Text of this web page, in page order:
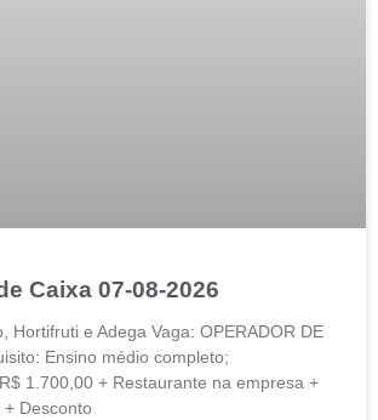
Caixa 07-08-2026
Hortifruti e Adega Vaga: OPERADOR DE
Ensino médio completo;
1.700,00 + Restaurante na empresa +
Desconto